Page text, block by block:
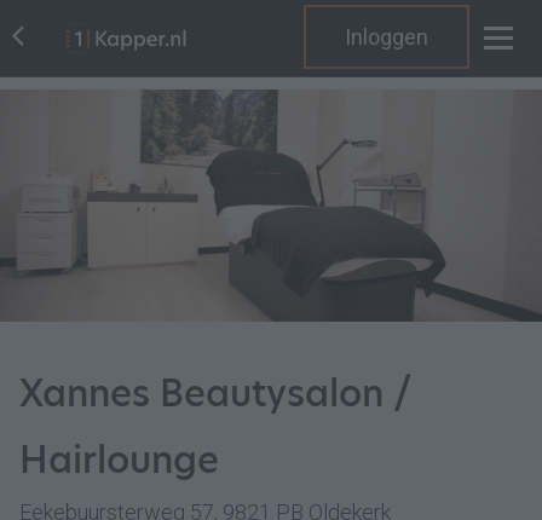
Inloggen
Xannes Beautysalon /
Hairlounge
Eekebuursterweg 57, 9821 PB Oldekerk